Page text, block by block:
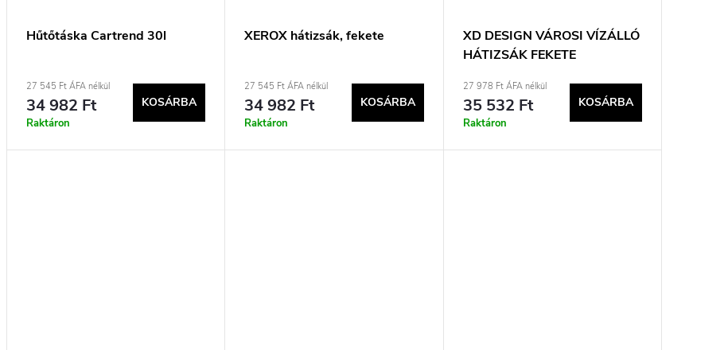
Hűtőtáska Cartrend 30l
27 545 Ft ÁFA nélkül
34 982 Ft
Raktáron
KOSÁRBA
XEROX hátizsák, fekete
27 545 Ft ÁFA nélkül
34 982 Ft
Raktáron
KOSÁRBA
XD DESIGN VÁROSI VÍZÁLLÓ
HÁTIZSÁK FEKETE
27 978 Ft ÁFA nélkül
35 532 Ft
Raktáron
KOSÁRBA